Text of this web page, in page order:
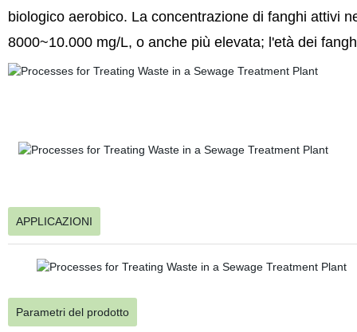
biologico aerobico. La concentrazione di fanghi attivi
8000~10.000 mg/L, o anche più elevata; l'età dei
APPLICAZIONI
Parametri del prodotto